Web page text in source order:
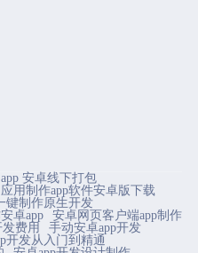
验区成都高新区益州大道
app 安卓线下打包
应用制作app软件安卓版下载
键制作原生开发
卓app
安卓网页客户端app制作
费用
手动安卓app开发
开发从入门到精通